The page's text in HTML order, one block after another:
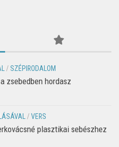
/ SZÉPIRODALOM
zsebedben hordasz
/VERS
plasztikai sebészhez